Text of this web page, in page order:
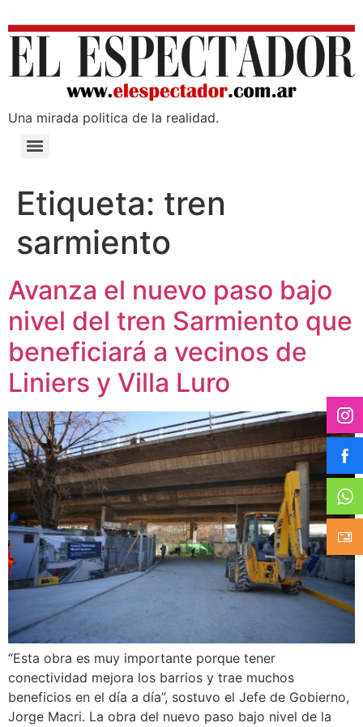
Una mirada poli­tica de la realidad.
Etiqueta: tren
sarmiento
Avanza el nuevo paso bajo
nivel del tren Sarmiento que
beneficiará a vecinos de
Liniers y Villa Luro
“Esta obra es muy importante porque tener
conectividad mejora los barrios y trae muchos
beneficios en el día a día”, sostuvo el Jefe de Gobierno,
Jorge Macri. La obra del nuevo paso bajo nivel de la